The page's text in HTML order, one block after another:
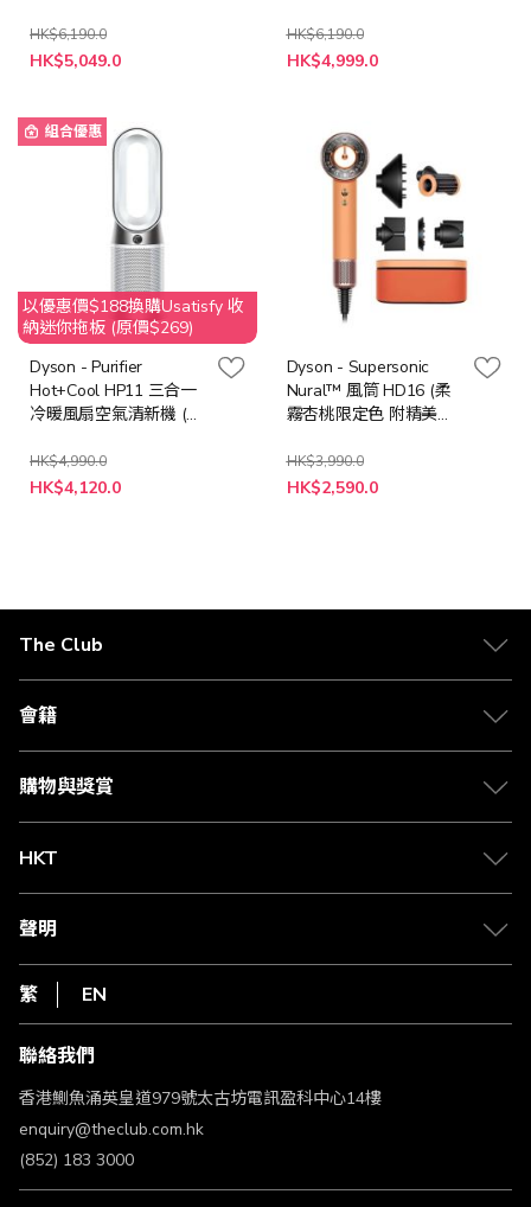
HK$6,190.0
特
殊
HK$5,049.0
HK$6,190.0
特
殊
HK$4,999.0
組合優惠
以優惠價$188換購Usatisfy 收
納迷你拖板 (原價$269)
Dyson - Purifier
Hot+Cool HP11 三合一
冷暖風扇空氣清新機 (銀
HK$4,990.0
特
殊
HK$4,120.0
Dyson - Supersonic
Nural™ 風筒 HD16 (柔
霧杏桃限定色 附精美禮
HK$3,990.0
特
殊
HK$2,590.0
The Club
關於 The Club
合作夥伴
媒體中心
會籍
會籍及專屬禮遇
賺取積分
購物與獎賞
物流與配送
Club Shopping 商品領取站
常見問題
HKT
csl.
1010
HKT
聲明
私隱聲明
使用條款
條款及細則
不歧視及不騷擾聲明
認可牌照及通告
繁 EN
聯絡我們
香港鰂魚涌英皇道979號太古坊電訊盈科中心14樓
enquiry@theclub.com.hk
(852) 183 3000